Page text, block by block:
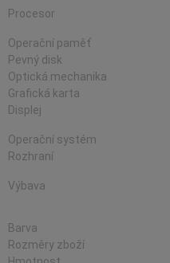
Procesor
Operační paměť
Pevný disk
Optická mechanika
Grafická karta
Displej
Operační systém
Rozhraní
Výbava
Barva
Rozměry zboží